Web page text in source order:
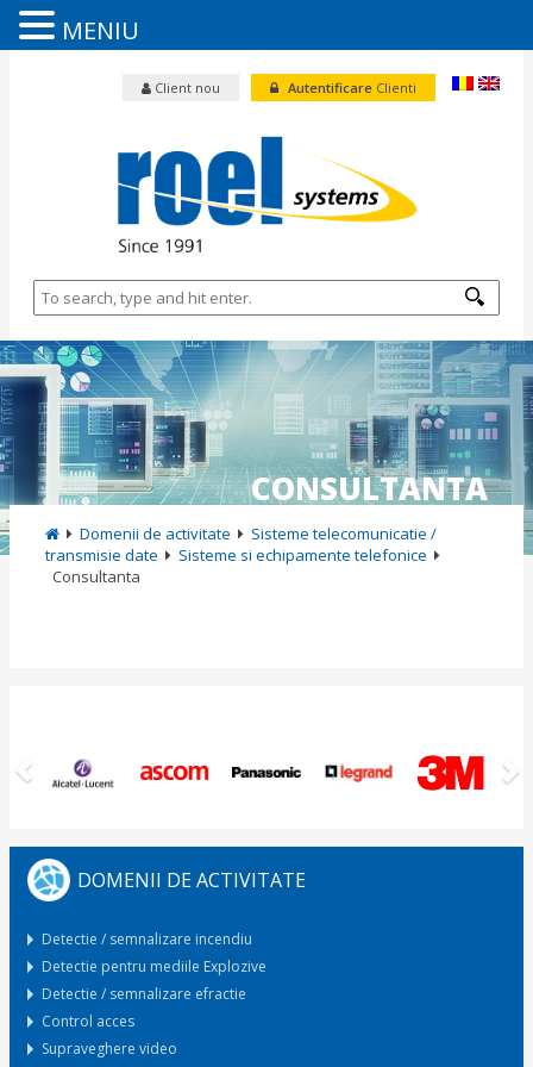
Autentificare Clienti
Client nou
CONSULTANTA
Domenii de activitate
Sisteme telecomunicatie /
transmisie date
Sisteme si echipamente telefonice
Consultanta
DOMENII DE ACTIVITATE
Detectie / semnalizare incendiu
Detectie pentru mediile Explozive
Detectie / semnalizare efractie
Control acces
Supraveghere video
MENIU